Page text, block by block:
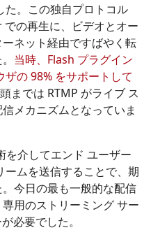
た。この独自プロトコル
の再生に、ビデオとオー
ネット経由ですばやく転
当時、Flash プラグイン
の 98% をサポートして
までは RTMP がライブ ス
メカニズムとなっていま
を介してエンド ユーザー
ームを送信することで、期
今日の最も一般的な配信
用のストリーミング サー
必要でした。